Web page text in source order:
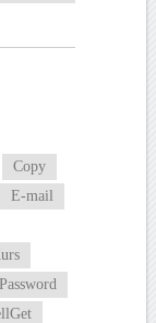
Copy
E-mail
Password